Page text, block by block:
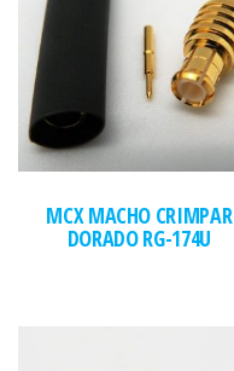
MCX MACHO CRIMPAR
DORADO RG-174U